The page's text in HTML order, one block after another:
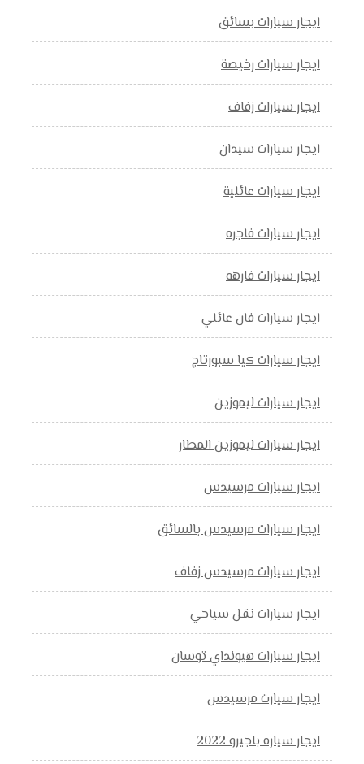
ايجار سيارات بسائق
ايجار سيارات رخيصة
ايجار سيارات زفاف
ايجار سيارات سيدان
ايجار سيارات عائلية
ايجار سيارات فاجره
ايجار سيارات فارهه
ايجار سيارات فان عائلي
ايجار سيارات كيا سبورتاج
ايجار سيارات ليموزين
ايجار سيارات ليموزين المطار
ايجار سيارات مرسيدس
ايجار سيارات مرسيدس بالسائق
ايجار سيارات مرسيدس زفاف
ايجار سيارات نقل سياحي
ايجار سيارات هيونداي توسان
ايجار سيارت مرسيدس
ايجار سياره باجيرو 2022